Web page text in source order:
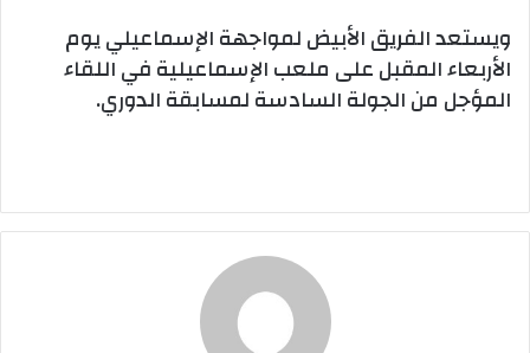
ويستعد الفريق الأبيض لمواجهة الإسماعيلي يوم
الأربعاء المقبل على ملعب الإسماعيلية في اللقاء
المؤجل من الجولة السادسة لمسابقة الدوري.